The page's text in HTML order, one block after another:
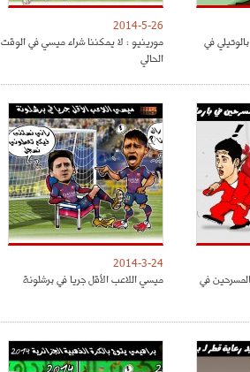
في
2014-5-26
مورينيو : لا يمكننا شراء ميسي في الوقت
الحالي
في
2014-3-24
ميسي اللاعب الأقل جريا في برشلونة